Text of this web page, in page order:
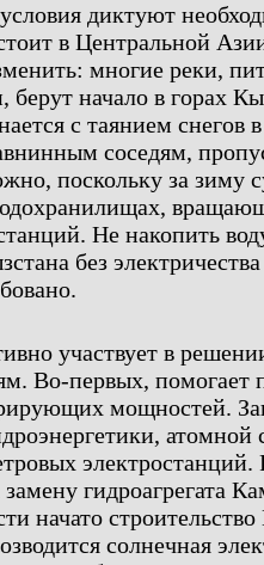
диктуют
в Центральной
многие реки,
берут начало в горах
с таянием снегов
соседям,
поскольку за зиму
Не накопить
без
участвует в
Во-первых,
мощностей.
электростанций.
гидроагрегата
начато
солнечная